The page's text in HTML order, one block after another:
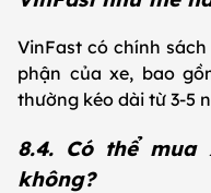
VinFast có chính
phận của xe, bao
thường kéo dài từ 3-5
8.4. Có thể mua
không?